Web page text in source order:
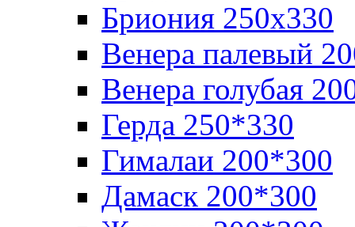
Бриония 250х330
Венера палевый
Венера голубая
Герда 250*330
Гималаи 200*300
Дамаск 200*300